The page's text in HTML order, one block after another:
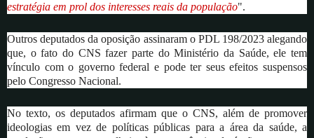
estratégia em prol dos interesses reais da população".
Outros deputados da oposição assinaram o PDL 198/2023 alegando
que, o fato do CNS fazer parte do Ministério da Saúde, ele tem
vínculo com o governo federal e pode ter seus efeitos suspensos
pelo Congresso Nacional.
No texto, os deputados afirmam que o CNS, além de promover
ideologias em vez de políticas públicas para a área da saúde, a